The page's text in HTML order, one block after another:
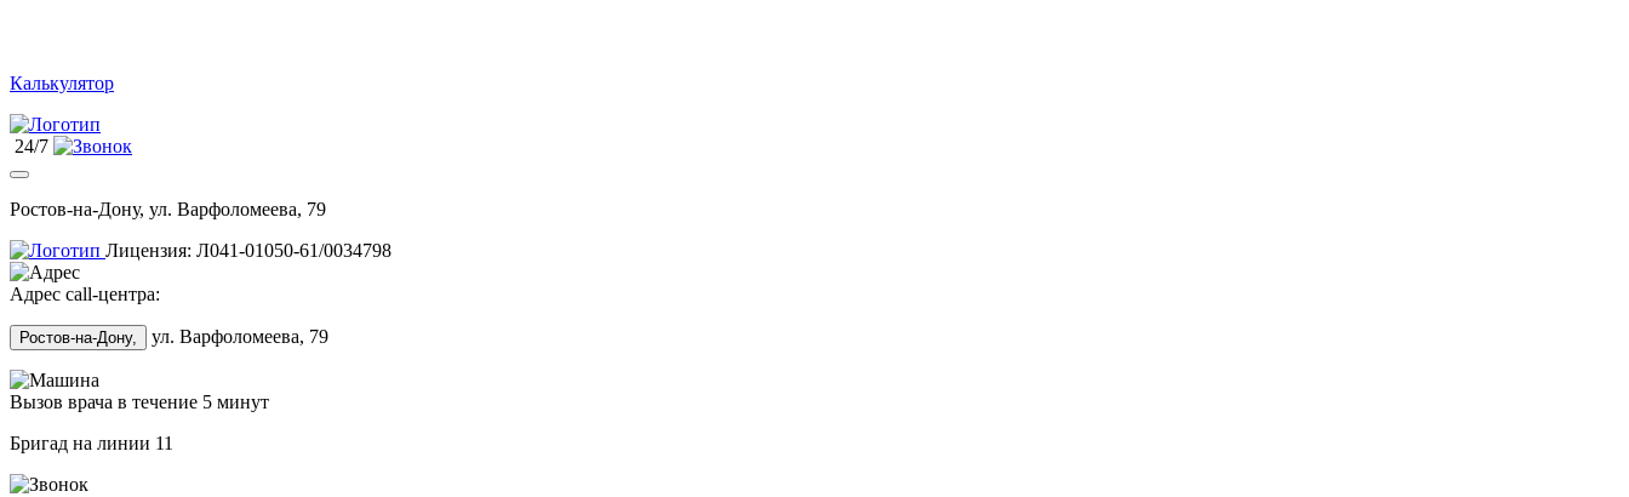
Калькулятор
24/7
Ростов-на-Дону, ул. Варфоломеева, 79
Лицензия: Л041-01050-61/0034798
Адрес call-центра:
Ростов-на-Дону, ул. Варфоломеева, 79
Вызов врача в течение 5 минут
Бригад на линии 11